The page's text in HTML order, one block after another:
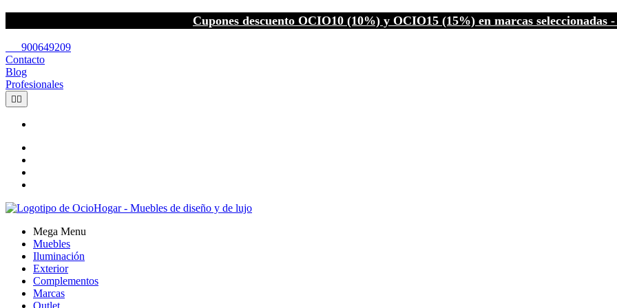
Cupones descuento OCIO10 (10%) y OCIO15 (15%) en marcas seleccionadas
900649209
Contacto
Blog
Profesionales
 
Mega Menu
Muebles
Iluminación
Exterior
Complementos
Marcas
Outlet